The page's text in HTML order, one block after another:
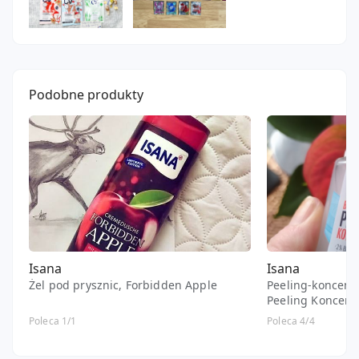
Podobne produkty
Isana
Żel pod prysznic, Forbidden Apple
Poleca 1/1
Isana
Peeling-
Peeling
Poleca 4/4